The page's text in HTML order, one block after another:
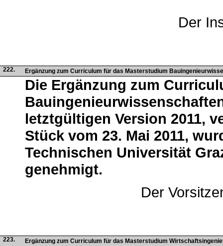
Der
222. Ergänzung zum Curriculum für das Masterstudium
Die Ergänzung zum
letztgültigen Version 2011,
Stück vom 23. Mai 2011,
Technischen Universität
genehmigt.
Der
223. Ergänzung zum Curriculum für das Masterstudium